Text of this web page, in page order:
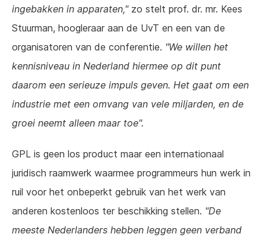
ingebakken in apparaten,"zo stelt prof. dr. mr. Kees
Stuurman, hoogleraar aan de UvT en een van de
organisatoren van de conferentie. "We willen het
kennisniveau in Nederland hiermee op dit punt
daarom een serieuze impuls geven. Het gaat om een
industrie met een omvang van vele miljarden, en de
groei neemt alleen maar toe".
GPL is geen los product maar een internationaal
juridisch raamwerk waarmee programmeurs hun werk in
ruil voor het onbeperkt gebruik van het werk van
anderen kostenloos ter beschikking stellen. "De
meeste Nederlanders hebben leggen geen verband